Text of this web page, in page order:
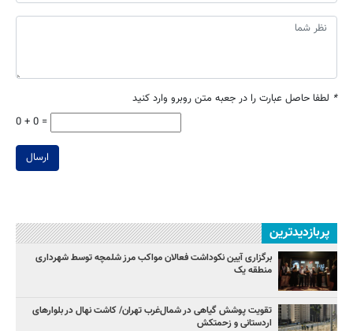
* لطفا حاصل عبارت را در جعبه متن روبرو وارد کنید
0 + 0 =
ارسال
پربازدیدترین
برگزاری آیین نکوداشت فعالان مواکب مرز شلمچه توسط شهرداری
منطقه یک
تقویت پوشش گیاهی در شمال‌غرب تهران/ کاشت نهال در بلوارهای
اردستانی و زحمتکش